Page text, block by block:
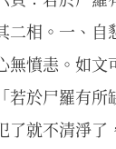
二相。一、自
無憤恚。如文
若於尸羅有所
就不清淨了